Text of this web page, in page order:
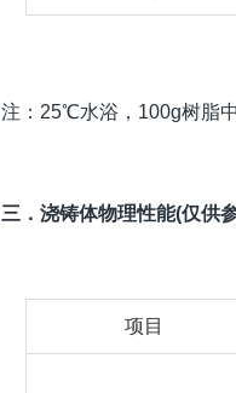
注：25℃水浴，100g树脂
三．浇铸体物理性能(仅供
项目